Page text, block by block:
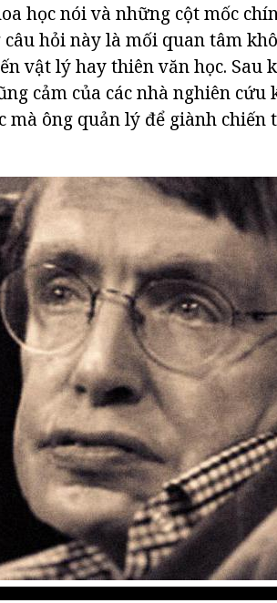
học nói và những cột mốc
câu hỏi này là mối quan tâm
vật lý hay thiên văn học. Sau
cảm của các nhà nghiên
mà ông quản lý để giành chiến